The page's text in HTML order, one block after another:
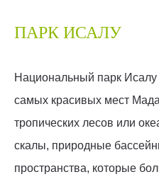
ПАРК ИСАЛУ
Национальный парк
самых красивых мест
тропических лесов или
скалы, природные
пространства, которые